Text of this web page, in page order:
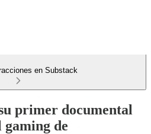
en Substack
primer documental
gaming de